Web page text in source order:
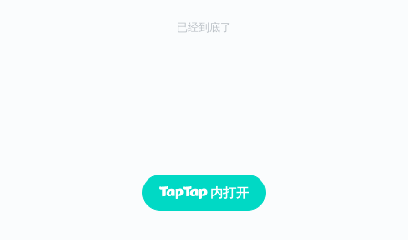
已经到底了
内打开